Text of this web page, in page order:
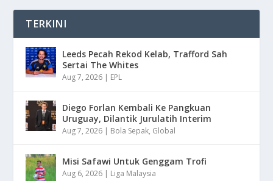
TERKINI
Leeds Pecah Rekod Kelab, Trafford Sah
Sertai The Whites
Aug 7, 2026 | EPL
Diego Forlan Kembali Ke Pangkuan
Uruguay, Dilantik Jurulatih Interim
Aug 7, 2026 | Bola Sepak, Global
Misi Safawi Untuk Genggam Trofi
Aug 6, 2026 | Liga Malaysia